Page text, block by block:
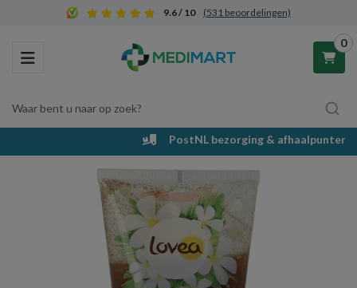
9.6 / 10 (531 beoordelingen)
Toggle navigation
Waar bent u naar op zoek?
0
Winkelwagen
Uw winkelwagen is leeg.
Vul hem met producten.
PostNL bezorging & afhaalpunten